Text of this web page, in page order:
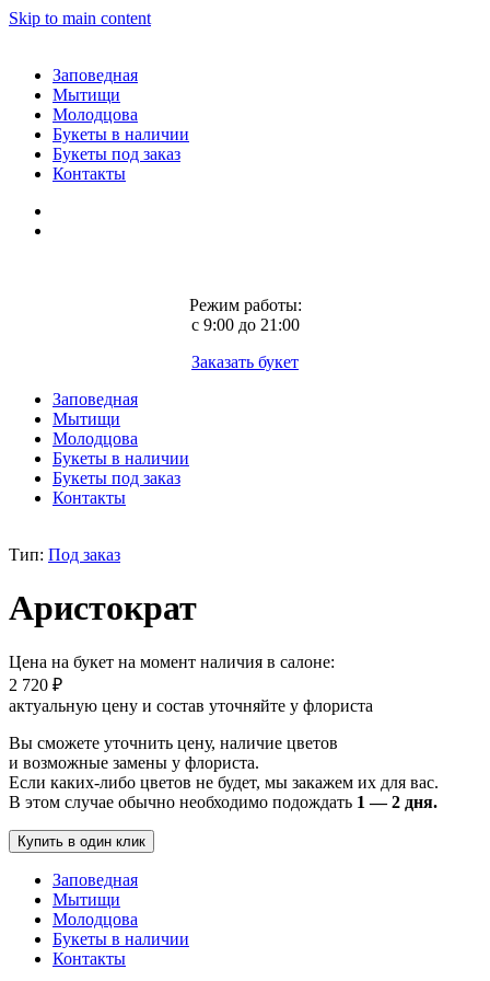
Skip to main content
Заповедная
Мытищи
Молодцова
Букеты в наличии
Букеты под заказ
Контакты
Режим работы:
с 9:00 до 21:00
Заказать букет
Заповедная
Мытищи
Молодцова
Букеты в наличии
Букеты под заказ
Контакты
Тип: Под заказ
Аристократ
Цена на букет на момент наличия в салоне:
2 720 ₽
актуальную цену и состав уточняйте у флориста
Вы сможете уточнить цену, наличие цветов
и возможные замены у флориста.
Если каких-либо цветов не будет, мы закажем их для вас.
В этом случае обычно необходимо подождать 1 — 2 дня.
Купить в один клик
Заповедная
Мытищи
Молодцова
Букеты в наличии
Контакты